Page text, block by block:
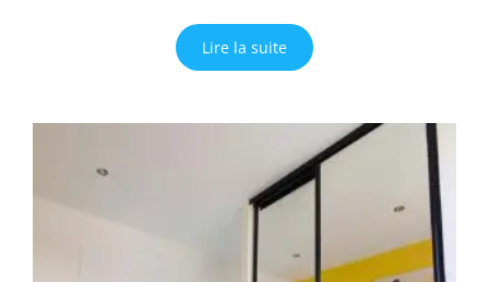
Lire la suite